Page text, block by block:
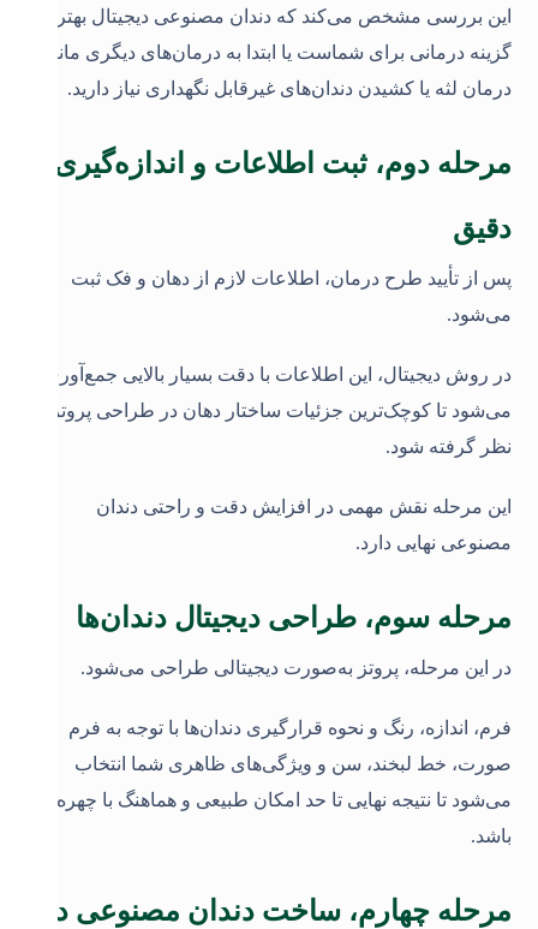
این بررسی مشخص می‌کند که دندان مصنوعی دیجیتال بهترین
گزینه درمانی برای شماست یا ابتدا به درمان‌های دیگری مانند
درمان لثه یا کشیدن دندان‌های غیرقابل نگهداری نیاز دارید.
مرحله دوم، ثبت اطلاعات و اندازه‌گیری
دقیق
پس از تأیید طرح درمان، اطلاعات لازم از دهان و فک ثبت
می‌شود.
در روش دیجیتال، این اطلاعات با دقت بسیار بالایی جمع‌آوری
می‌شود تا کوچک‌ترین جزئیات ساختار دهان در طراحی پروتز در
نظر گرفته شود.
این مرحله نقش مهمی در افزایش دقت و راحتی دندان
مصنوعی نهایی دارد.
مرحله سوم، طراحی دیجیتال دندان‌ها
در این مرحله، پروتز به‌صورت دیجیتالی طراحی می‌شود.
فرم، اندازه، رنگ و نحوه قرارگیری دندان‌ها با توجه به فرم
صورت، خط لبخند، سن و ویژگی‌های ظاهری شما انتخاب
می‌شود تا نتیجه نهایی تا حد امکان طبیعی و هماهنگ با چهره
باشد.
مرحله چهارم، ساخت دندان مصنوعی در